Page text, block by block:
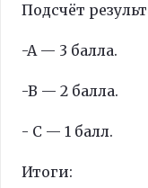
Подсчёт
-A — 3 балла.
-B — 2 балла.
- C — 1 балл.
Итоги: